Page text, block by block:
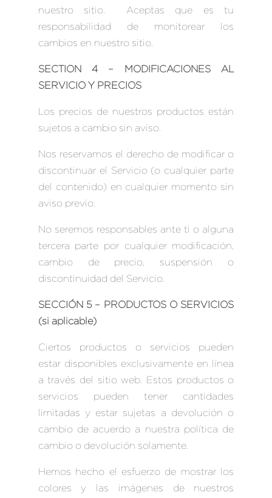
nuestro sitio. Aceptas que es tu
responsabilidad de monitorear los
cambios en nuestro sitio.
SECTION 4 – MODIFICACIONES AL
SERVICIO Y PRECIOS
Los precios de nuestros productos están
sujetos a cambio sin aviso.
Nos reservamos el derecho de modificar o
discontinuar el Servicio (o cualquier parte
del contenido) en cualquier momento sin
aviso previo.
No seremos responsables ante ti o alguna
tercera parte por cualquier modificación,
cambio de precio, suspensión o
discontinuidad del Servicio.
SECCIÓN 5 – PRODUCTOS O SERVICIOS
(si aplicable)
Ciertos productos o servicios pueden
estar disponibles exclusivamente en línea
a través del sitio web. Estos productos o
servicios pueden tener cantidades
limitadas y estar sujetas a devolución o
cambio de acuerdo a nuestra política de
cambio o devolución solamente.
Hemos hecho el esfuerzo de mostrar los
colores y las imágenes de nuestros